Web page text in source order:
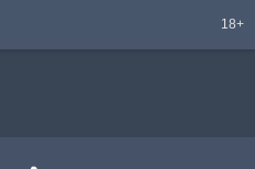
18+